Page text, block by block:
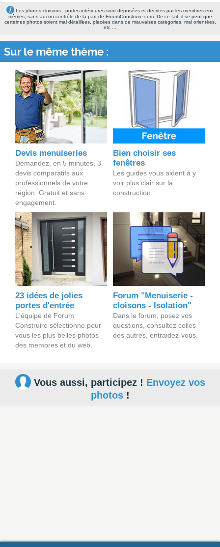
Les photos cloisons - portes intérieures sont déposées et décrites par les membres eux
mêmes, sans aucun contrôle de la part de ForumConstruire.com. De ce fait, il se peut que
certaines photos soient mal détaillées, placées dans de mauvaises catégories, mal orientées,
etc ...
Sur le même thème :
Devis menuiseries
Demandez, en 5 minutes, 3
devis comparatifs aux
professionnels de votre
région. Gratuit et sans
engagement.
Bien choisir ses
fenêtres
Les guides vous aident à y
voir plus clair sur la
construction.
23 idées de jolies
portes d'entrée
L'équipe de Forum
Construire sélectionne pour
vous les plus belles photos
des membres et du web.
Forum "Menuiserie -
cloisons - Isolation"
Dans le forum, posez vos
questions, consultez celles
des autres, entraidez-vous.
Vous aussi, participez ! Envoyez vos
photos!